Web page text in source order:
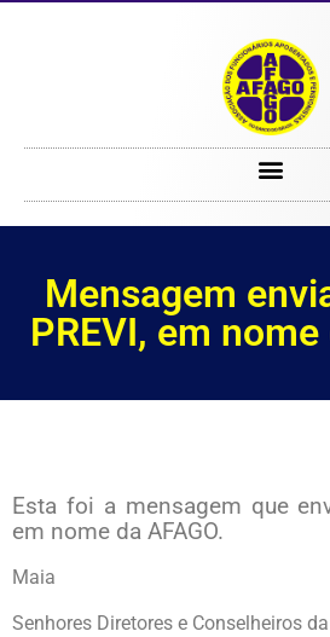
Mensagem
PREVI, em nome
Esta foi a mensagem que
em nome da AFAGO.
Maia
Senhores Diretores e Conselheiros da